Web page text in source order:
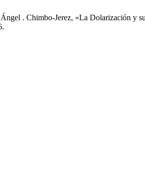
. Chimbo-Jerez, «La Dolarización y